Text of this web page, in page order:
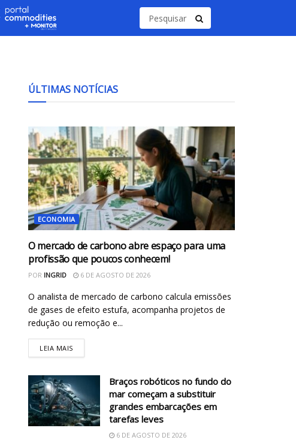
ÚLTIMAS NOTÍCIAS
ECONOMIA
O mercado de carbono abre espaço para uma
profissão que poucos conhecem!
POR INGRID 6 DE AGOSTO DE 2026
O analista de mercado de carbono calcula emissões
de gases de efeito estufa, acompanha projetos de
redução ou remoção e...
LEIA MAIS
Braços robóticos no fundo do
mar começam a substituir
grandes embarcações em
tarefas leves
6 DE AGOSTO DE 2026